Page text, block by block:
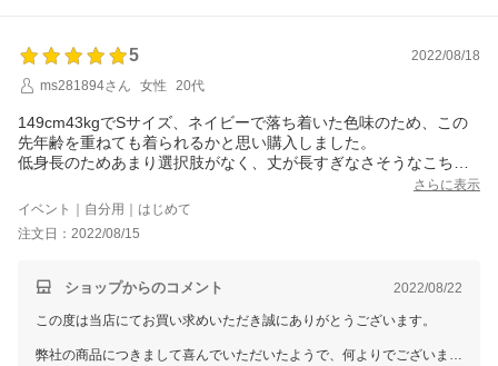
また機会がございましたら、GIRLをどうぞよろしくお願いいたしま
す。
5
2022/08/18
ms281894さん
女性 20代
149cm43kgでSサイズ、ネイビーで落ち着いた色味のため、この
先年齢を重ねても着られるかと思い購入しました。
低身長のためあまり選択肢がなく、丈が長すぎなさそうなこちら
丈はモデルさんの写真よりも若干長いかな？程度でした。
ネットで買う不安はありましたが、届くのも早く、試着してみて
サイズもちょうど良く良い買い物が出来ました。
さらに表示
イベント｜自分用｜はじめて
注文日：2022/08/15
ショップからのコメント 2022/08/22
この度は当店にてお買い求めいただき誠にありがとうございます。
弊社の商品につきまして喜んでいただいたようで、何よりでございま